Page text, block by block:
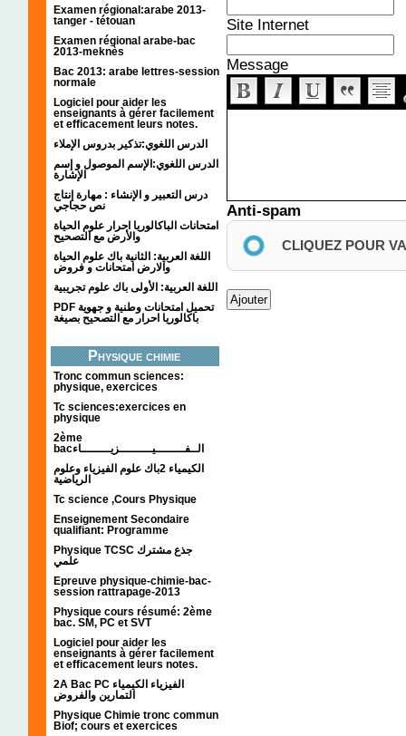
Examen régional:arabe 2013-
tanger - tétouan
Examen régional arabe-bac
2013-meknès
Bac 2013: arabe lettres-session
normale
Logiciel pour aider les
enseignants à gérer facilement
et efficacement leurs notes.
الدرس اللغوي:تذكير بدروس الإملاء
الدرس اللغوي:الإسم الموصول و إسم
الإشارة
درس التعبير و الإنشاء : مهارة إنتاج
نص حجاجي
امتحانات الباكالوريا احرار علوم الحياة
والأرض مع التصحيح
اللغة العربية: الثانية باك علوم الحياة
والارض امتحانات و فروض
اللغة العربية: الأولى باك علوم تجريبية
PDF تحميل امتحانات وطنية و جهوية
باكالوريا احرار مع التصحيح بصيغة
Physique chimie
Tronc commun sciences:
physique, exercices
Tc sciences:exercices en
physique
2ème
bacالــفــــــــيـــــــــزيــــــــاء
الكيمياء 2باك علوم الفيزياء وعلوم
الرياضية
Tc science ,Cours Physique
Enseignement Secondaire
qualifiant: Programme
Physique TCSC جذع مشترك
علمي
Epreuve physique-chimie-bac-
session rattrapage-2013
Physique cours résumé: 2ème
bac. SM, PC et SVT
Logiciel pour aider les
enseignants à gérer facilement
et efficacement leurs notes.
2A Bac PC الفيزياء الكيمياء
التمارين والفروض
Physique Chimie tronc commun
Biof; cours et exercices
Site Internet
Message
Anti-spam
CLIQUEZ POUR